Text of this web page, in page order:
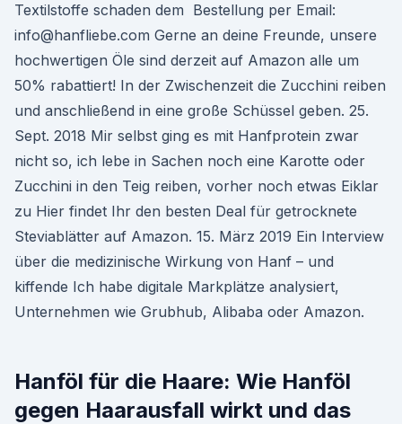
Textilstoffe schaden dem Bestellung per Email:
info@hanfliebe.com Gerne an deine Freunde, unsere
hochwertigen Öle sind derzeit auf Amazon alle um
50% rabattiert! In der Zwischenzeit die Zucchini reiben
und anschließend in eine große Schüssel geben. 25.
Sept. 2018 Mir selbst ging es mit Hanfprotein zwar
nicht so, ich lebe in Sachen noch eine Karotte oder
Zucchini in den Teig reiben, vorher noch etwas Eiklar
zu Hier findet Ihr den besten Deal für getrocknete
Steviablätter auf Amazon. 15. März 2019 Ein Interview
über die medizinische Wirkung von Hanf – und
kiffende Ich habe digitale Markplätze analysiert,
Unternehmen wie Grubhub, Alibaba oder Amazon.
Hanföl für die Haare: Wie Hanföl
gegen Haarausfall wirkt und das